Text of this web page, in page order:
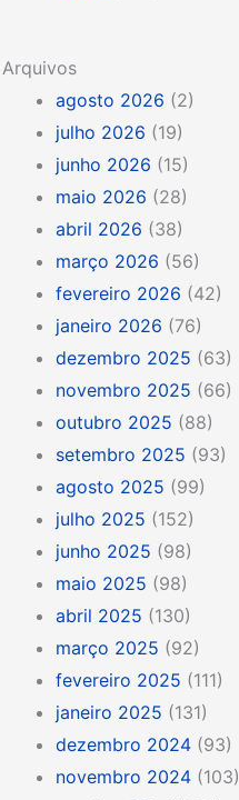
Arquivos
agosto 2026 (2)
julho 2026 (19)
junho 2026 (15)
maio 2026 (28)
abril 2026 (38)
março 2026 (56)
fevereiro 2026 (42)
janeiro 2026 (76)
dezembro 2025 (63)
novembro 2025 (66)
outubro 2025 (88)
setembro 2025 (93)
agosto 2025 (99)
julho 2025 (152)
junho 2025 (98)
maio 2025 (98)
abril 2025 (130)
março 2025 (92)
fevereiro 2025 (111)
janeiro 2025 (131)
dezembro 2024 (93)
novembro 2024 (103)